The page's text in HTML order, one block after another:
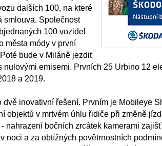
dalších 100, na které
smlouva. Společnost
100 vozidel
města módy v první
bude v Miláně jezdit
nulovými emisemi. Prvních 25 Urbino 12
a 2019.
dvě inovativní řešení. Prvním je Mobileye
objektů v mrtvém úhlu řidiče při změně
nahrazení bočních zrcátek kamerami
noci a za obtížných povětrnostních